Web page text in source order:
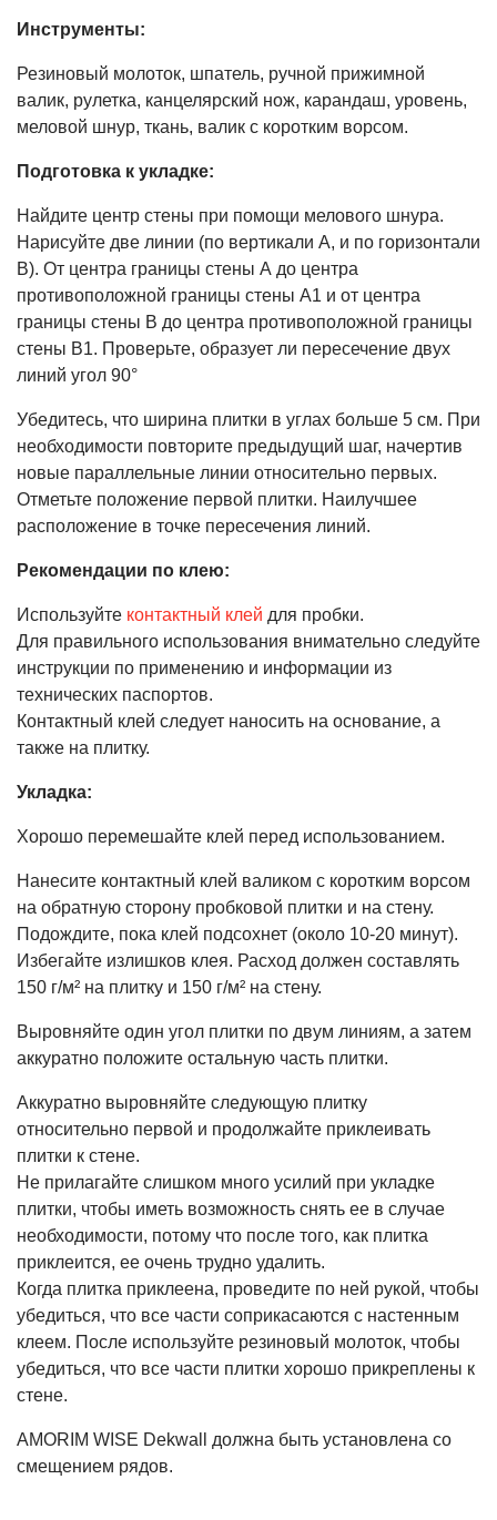
Инструменты:
Резиновый молоток, шпатель, ручной прижимной
валик, рулетка, канцелярский нож, карандаш, уровень,
меловой шнур, ткань, валик с коротким ворсом.
Подготовка к укладке:
Найдите центр стены при помощи мелового шнура.
Нарисуйте две линии (по вертикали А, и по горизонтали
В). От центра границы стены А до центра
противоположной границы стены А1 и от центра
границы стены B до центра противоположной границы
стены В1. Проверьте, образует ли пересечение двух
линий угол 90°
Убедитесь, что ширина плитки в углах больше 5 см. При
необходимости повторите предыдущий шаг, начертив
новые параллельные линии относительно первых.
Отметьте положение первой плитки. Наилучшее
расположение в точке пересечения линий.
Рекомендации по клею:
Используйте контактный клей для пробки.
Для правильного использования внимательно следуйте
инструкции по применению и информации из
технических паспортов.
Контактный клей следует наносить на основание, а
также на плитку.
Укладка:
Хорошо перемешайте клей перед использованием.
Нанесите контактный клей валиком с коротким ворсом
на обратную сторону пробковой плитки и на стену.
Подождите, пока клей подсохнет (около 10-20 минут).
Избегайте излишков клея. Расход должен составлять
150 г/м² на плитку и 150 г/м² на стену.
Выровняйте один угол плитки по двум линиям, а затем
аккуратно положите остальную часть плитки.
Аккуратно выровняйте следующую плитку
относительно первой и продолжайте приклеивать
плитки к стене.
Не прилагайте слишком много усилий при укладке
плитки, чтобы иметь возможность снять ее в случае
необходимости, потому что после того, как плитка
приклеится, ее очень трудно удалить.
Когда плитка приклеена, проведите по ней рукой, чтобы
убедиться, что все части соприкасаются с настенным
клеем. После используйте резиновый молоток, чтобы
убедиться, что все части плитки хорошо прикреплены к
стене.
AMORIM WISE Dekwall должна быть установлена со
смещением рядов.